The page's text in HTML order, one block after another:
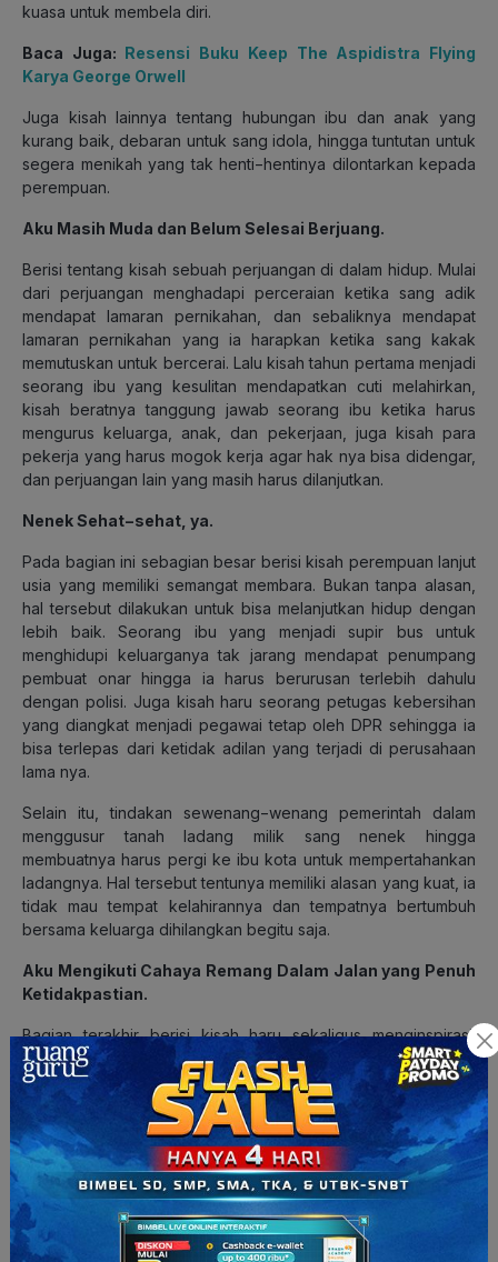
kuasa untuk membela diri.
Baca Juga:
Resensi Buku Keep The Aspidistra Flying
Karya George Orwell
Juga kisah lainnya tentang hubungan ibu dan anak yang
kurang baik, debaran untuk sang idola, hingga tuntutan untuk
segera menikah yang tak henti−hentinya dilontarkan kepada
perempuan.
Aku Masih Muda dan Belum Selesai Berjuang.
Berisi tentang kisah sebuah perjuangan di dalam hidup. Mulai
dari perjuangan menghadapi perceraian ketika sang adik
mendapat lamaran pernikahan, dan sebaliknya mendapat
lamaran pernikahan yang ia harapkan ketika sang kakak
memutuskan untuk bercerai. Lalu kisah tahun pertama menjadi
seorang ibu yang kesulitan mendapatkan cuti melahirkan,
kisah beratnya tanggung jawab seorang ibu ketika harus
mengurus keluarga, anak, dan pekerjaan, juga kisah para
pekerja yang harus mogok kerja agar hak nya bisa didengar,
dan perjuangan lain yang masih harus dilanjutkan.
Nenek Sehat−sehat, ya.
Pada bagian ini sebagian besar berisi kisah perempuan lanjut
usia yang memiliki semangat membara. Bukan tanpa alasan,
hal tersebut dilakukan untuk bisa melanjutkan hidup dengan
lebih baik. Seorang ibu yang menjadi supir bus untuk
menghidupi keluarganya tak jarang mendapat penumpang
pembuat onar hingga ia harus berurusan terlebih dahulu
dengan polisi. Juga kisah haru seorang petugas kebersihan
yang diangkat menjadi pegawai tetap oleh DPR sehingga ia
bisa terlepas dari ketidak adilan yang terjadi di perusahaan
lama nya.
Selain itu, tindakan sewenang−wenang pemerintah dalam
menggusur tanah ladang milik sang nenek hingga
membuatnya harus pergi ke ibu kota untuk mempertahankan
ladangnya. Hal tersebut tentunya memiliki alasan yang kuat, ia
tidak mau tempat kelahirannya dan tempatnya bertumbuh
bersama keluarga dihilangkan begitu saja.
Aku Mengikuti Cahaya Remang Dalam Jalan yang Penuh
Ketidakpastian.
Bagian terakhir berisi kisah haru sekaligus menginspirasi.
Kisah yang paling mengharukan datang dari seorang guru, ia
menceritakan muridnya yang hidup dilantai basement dengan
ayah dan kedua adiknya. Hidupnya sangat sulit dan ditambah
sang ayah tidak mempedulikannya. Ketika menstruasi adalah
hal yang lumrah bagi kebanyakan perempuan, namun bagi
Jinsook, hal tersebut sangat menyulitkan. Ketika perempuan
lain bisa dengan mudah membeli pembalut dan obat untuk
menahan nyeri yang datang, Jinsook harus tetap menghemat
pemakaian dan jika salah perhitungan tanggal ia terpaksa